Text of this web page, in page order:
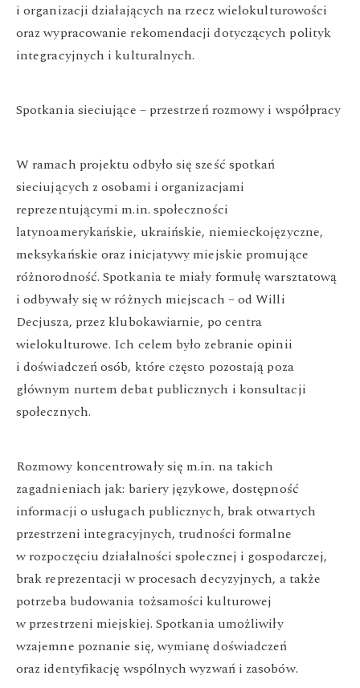
i organizacji działających na rzecz wielokulturowości
oraz wypracowanie rekomendacji dotyczących polityk
integracyjnych i kulturalnych.
Spotkania sieciujące – przestrzeń rozmowy i współpracy
W ramach projektu odbyło się sześć spotkań
sieciujących z osobami i organizacjami
reprezentującymi m.in. społeczności
latynoamerykańskie, ukraińskie, niemieckojęzyczne,
meksykańskie oraz inicjatywy miejskie promujące
różnorodność. Spotkania te miały formułę warsztatową
i odbywały się w różnych miejscach – od Willi
Decjusza, przez klubokawiarnie, po centra
wielokulturowe. Ich celem było zebranie opinii
i doświadczeń osób, które często pozostają poza
głównym nurtem debat publicznych i konsultacji
społecznych.
Rozmowy koncentrowały się m.in. na takich
zagadnieniach jak: bariery językowe, dostępność
informacji o usługach publicznych, brak otwartych
przestrzeni integracyjnych, trudności formalne
w rozpoczęciu działalności społecznej i gospodarczej,
brak reprezentacji w procesach decyzyjnych, a także
potrzeba budowania tożsamości kulturowej
w przestrzeni miejskiej. Spotkania umożliwiły
wzajemne poznanie się, wymianę doświadczeń
oraz identyfikację wspólnych wyzwań i zasobów.